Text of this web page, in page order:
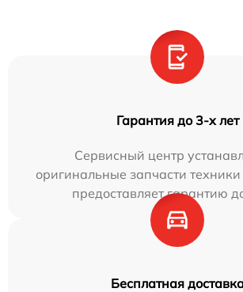
Гарантия до 3-х лет
Сервисный центр
оригинальные запчасти
предоставляет гарантию
Бесплатная